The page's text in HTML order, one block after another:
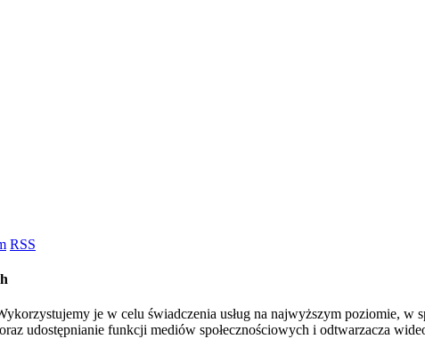
RSS
je w celu świadczenia usług na najwyższym poziomie,
udostępnianie funkcji mediów społecznościowych i odtwarzacza